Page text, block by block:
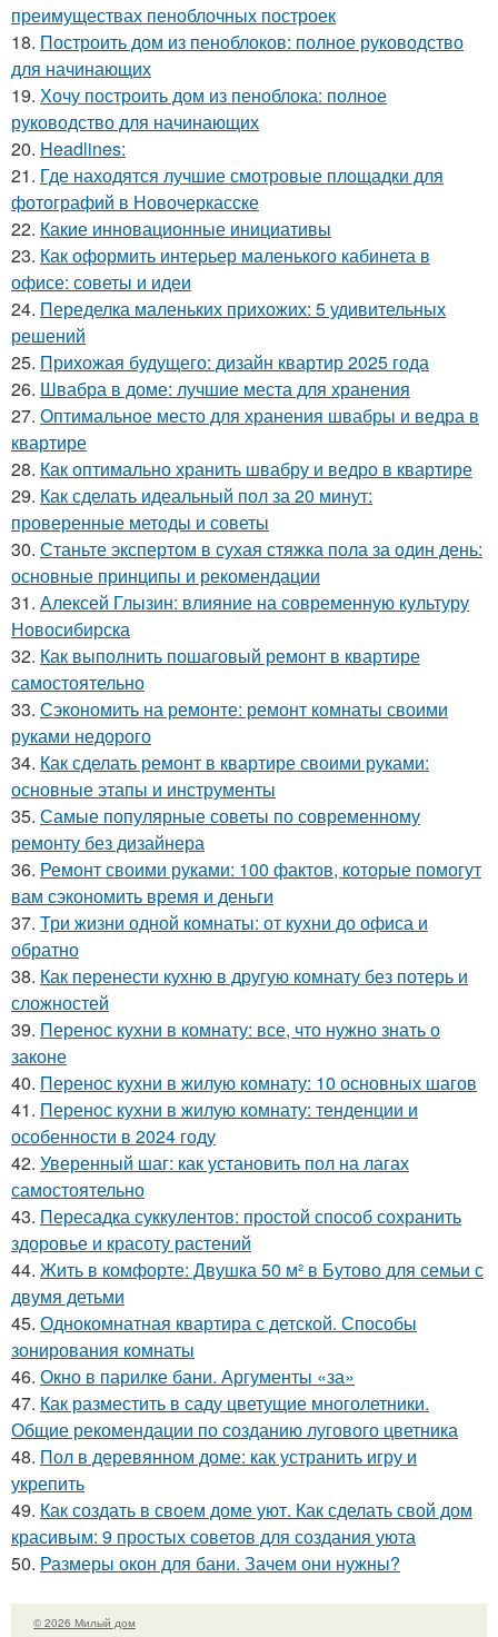
преимуществах пеноблочных построек
18. Построить дом из пеноблоков: полное руководство
для начинающих
19. Хочу построить дом из пеноблока: полное
руководство для начинающих
20. Headlines:
21. Где находятся лучшие смотровые площадки для
фотографий в Новочеркасске
22. Какие инновационные инициативы
23. Как оформить интерьер маленького кабинета в
офисе: советы и идеи
24. Переделка маленьких прихожих: 5 удивительных
решений
25. Прихожая будущего: дизайн квартир 2025 года
26. Швабра в доме: лучшие места для хранения
27. Оптимальное место для хранения швабры и ведра в
квартире
28. Как оптимально хранить швабру и ведро в квартире
29. Как сделать идеальный пол за 20 минут:
проверенные методы и советы
30. Станьте экспертом в сухая стяжка пола за один день:
основные принципы и рекомендации
31. Алексей Глызин: влияние на современную культуру
Новосибирска
32. Как выполнить пошаговый ремонт в квартире
самостоятельно
33. Сэкономить на ремонте: ремонт комнаты своими
руками недорого
34. Как сделать ремонт в квартире своими руками:
основные этапы и инструменты
35. Самые популярные советы по современному
ремонту без дизайнера
36. Ремонт своими руками: 100 фактов, которые помогут
вам сэкономить время и деньги
37. Три жизни одной комнаты: от кухни до офиса и
обратно
38. Как перенести кухню в другую комнату без потерь и
сложностей
39. Перенос кухни в комнату: все, что нужно знать о
законе
40. Перенос кухни в жилую комнату: 10 основных шагов
41. Перенос кухни в жилую комнату: тенденции и
особенности в 2024 году
42. Уверенный шаг: как установить пол на лагах
самостоятельно
43. Пересадка суккулентов: простой способ сохранить
здоровье и красоту растений
44. Жить в комфорте: Двушка 50 м² в Бутово для семьи с
двумя детьми
45. Однокомнатная квартира с детской. Способы
зонирования комнаты
46. Окно в парилке бани. Аргументы «за»
47. Как разместить в саду цветущие многолетники.
Общие рекомендации по созданию лугового цветника
48. Пол в деревянном доме: как устранить игру и
укрепить
49. Как создать в своем доме уют. Как сделать свой дом
красивым: 9 простых советов для создания уюта
50. Размеры окон для бани. Зачем они нужны?
© 2026 Милый дом